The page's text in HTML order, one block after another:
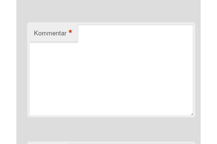
Kommentar *